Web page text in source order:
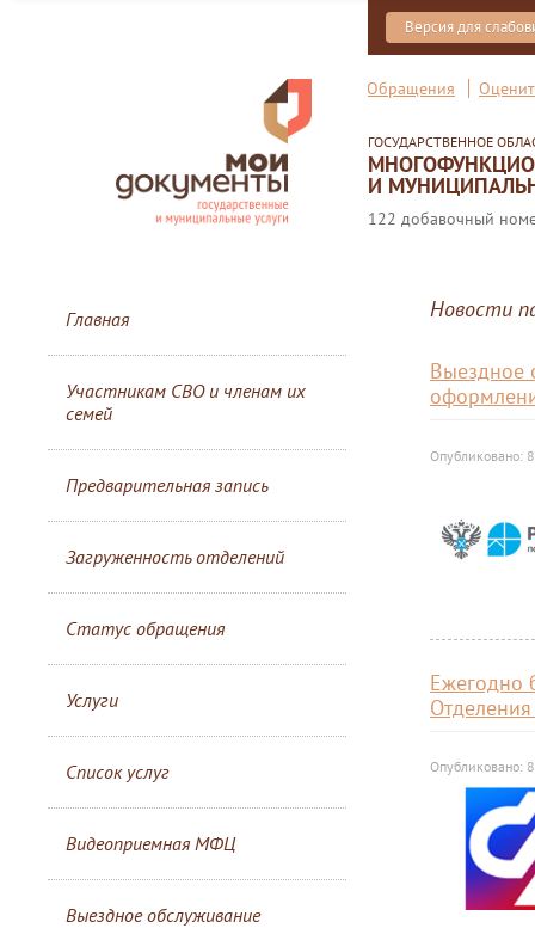
Версия для
Обращения
ГОСУДАРСТВЕННОЕ
И
122 добавочный
Главная
Участникам СВО и членам их
семей
Предварительная запись
Загруженность отделений
Статус обращения
Услуги
Список услуг
Видеоприемная МФЦ
Выездное обслуживание
Новости
Выездное
Опубликовано:
Ежегодно
Опубликовано: